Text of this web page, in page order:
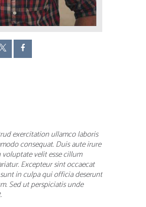
exercitation ullamco laboris
consequat. Duis aute irure
velit esse cillum
Excepteur sint occaecat
in culpa qui officia deserunt
Sed ut perspiciatis unde